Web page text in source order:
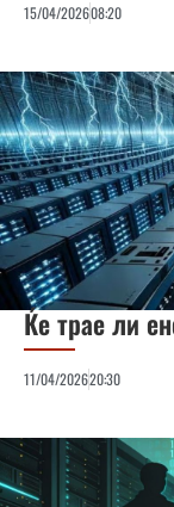
15/04/202608:20
Ќе трае ли
11/04/202620:30